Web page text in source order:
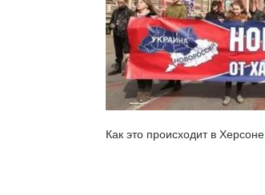
Как это происходит в Херсоне.